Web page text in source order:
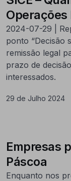
2024-07-29 |
ponto “Decisão
remissão legal
prazo de
interessados.
29 de Julho 2024
Empresas
Páscoa
Enquanto nos